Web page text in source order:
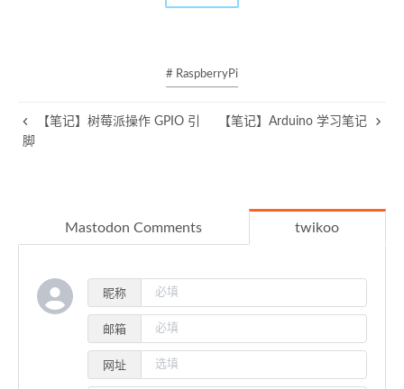
# RaspberryPi
【笔记】树莓派操作 GPIO 引
脚
【笔记】Arduino 学习笔记
Mastodon Comments twikoo
昵称
邮箱
网址